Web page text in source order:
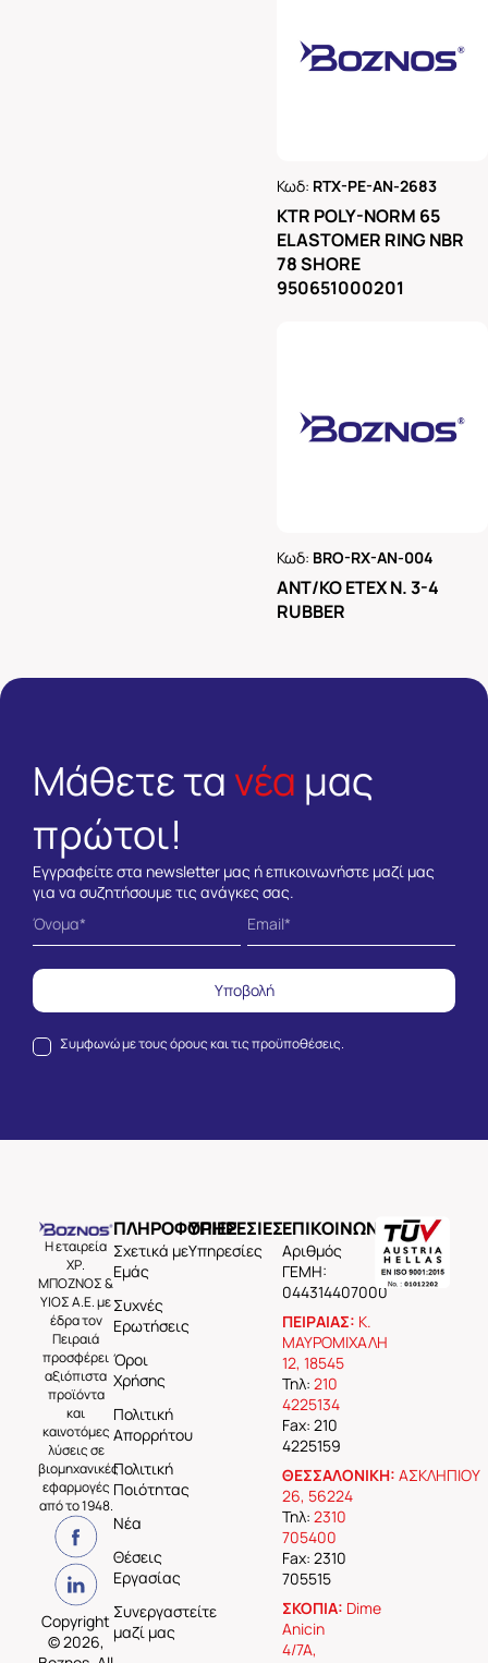
Κωδ: RTX-PE-AN-2683
KTR POLY-NORM 65
ELASTOMER RING NBR
78 SHORE
950651000201
Κωδ: BRO-RX-AN-004
ΑΝΤ/ΚΟ ΕΤΕΧ Ν. 3-4
RUBBER
Μάθετε τα νέα μας
πρώτοι!
Εγγραφείτε στα newsletter μας ή επικοινωνήστε μαζί μας
για να συζητήσουμε τις ανάγκες σας.
Συμφωνώ με τουςόρους και τις προϋποθέσεις.
Υποβολή
Η εταιρεία
ΧΡ.
ΜΠΟΖΝΟΣ &
ΥΙΟΣ Α.Ε. με
έδρα τον
Πειραιά
προσφέρει
αξιόπιστα
προϊόντα
και
καινοτόμες
λύσεις σε
βιομηχανικές
εφαρμογές
από το 1948.
Copyright
© 2026,
ΠΛΗΡΟΦΟΡΙΕΣ
Σχετικά με
Εμάς
Συχνές
Ερωτήσεις
Όροι
Χρήσης
Πολιτική
Απορρήτου
Πολιτική
Ποιότητας
Νέα
Θέσεις
Εργασίας
Συνεργαστείτε
μαζί μας
ΥΠΗΡΕΣΙΕΣ
Υπηρεσίες
ΕΠΙΚΟΙΝΩΝΙΑ
Aριθμός
ΓΕΜΗ:
044314407000
ΠΕΙΡΑΙΑΣ: Κ.
ΜΑΥΡΟΜΙΧΑΛΗ
12, 18545
Τηλ: 210
4225134
Fax: 210
4225159
ΘΕΣΣΑΛΟΝΙΚΗ: ΑΣΚΛΗΠΙΟΥ
26, 56224
Τηλ: 2310
705400
Fax: 2310
705515
ΣΚΟΠΙΑ: Dime
Anicin
4/7A,